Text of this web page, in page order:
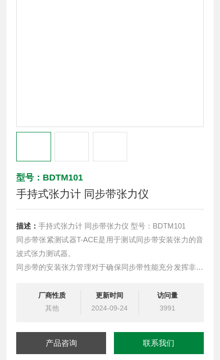
型号：BDTM101
手持式张力计 同步带张力仪
描述：手持式张力计 同步带张力仪 型号：BDTM101
同步带张紧测试器T-ACE是用于测试同步带安装张力的音
波式张力测试器。
同步带的安装张力管理对于确保同步带性能充分发挥非常
T-ACE是椿本独自开发，充分追求必要性能的环保型产
厂商性质
其他
更新时间
2024-09-24
访问量
3991
产品咨询 联系我们